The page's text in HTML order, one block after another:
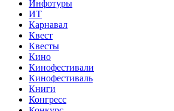
Инфотуры
ИТ
Карнавал
Квест
Квесты
Кино
Кинофестивали
Кинофестиваль
Книги
Конгресс